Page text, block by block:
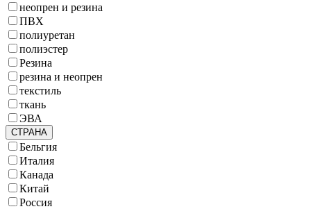
неопрен и резина
ПВХ
полиуретан
полиэстер
Резина
резина и неопрен
текстиль
ткань
ЭВА
СТРАНА
Бельгия
Италия
Канада
Китай
Россия